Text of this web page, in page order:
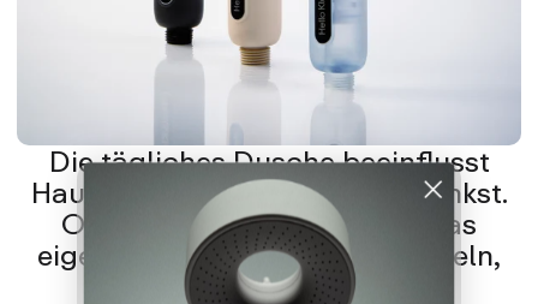
Die tägliches Dusche beeinflusst
Haut und Haare mehr als du denkst.
Optimiere dein Wasser, um das
eigentliche Problem zu behandeln,
nicht nur die Symptome.